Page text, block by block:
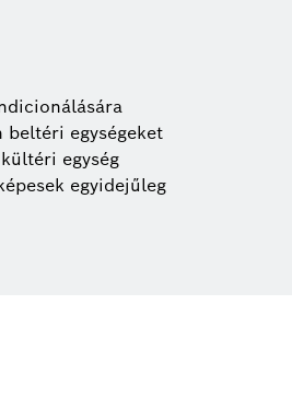
beltéri egységeket
egység
egyidejűleg